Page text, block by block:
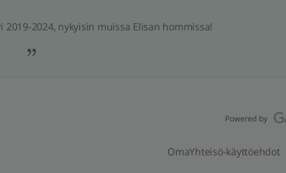
2019-2024, nykyisin muissa Elisan hommissa!
OmaYhteisö-käyttöehdot